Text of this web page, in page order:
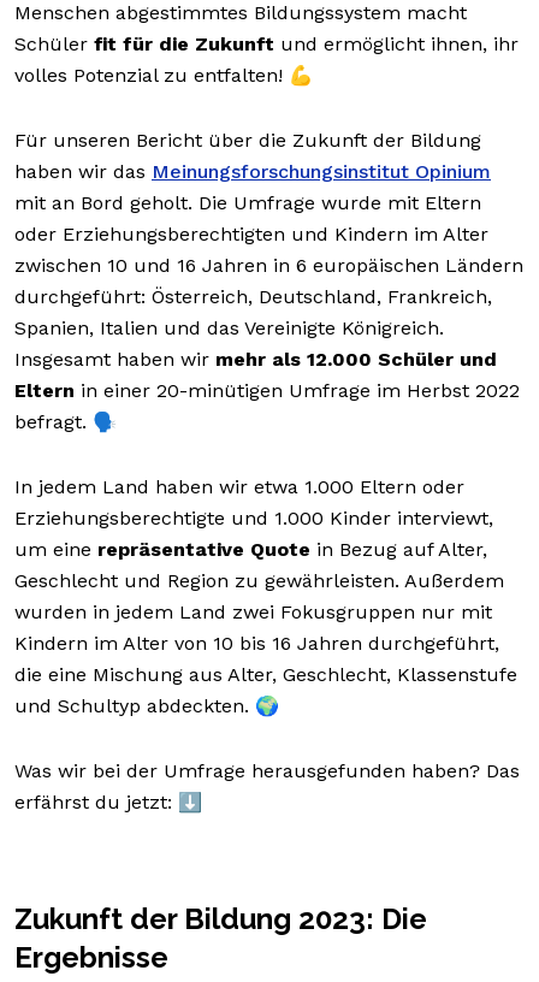
Menschen abgestimmtes Bildungssystem macht
Schüler fit für die Zukunft und ermöglicht ihnen, ihr
volles Potenzial zu entfalten! 💪
Für unseren Bericht über die Zukunft der Bildung
haben wir das Meinungsforschungsinstitut Opinium
mit an Bord geholt. Die Umfrage wurde mit Eltern
oder Erziehungsberechtigten und Kindern im Alter
zwischen 10 und 16 Jahren in 6 europäischen Ländern
durchgeführt: Österreich, Deutschland, Frankreich,
Spanien, Italien und das Vereinigte Königreich.
Insgesamt haben wir mehr als 12.000 Schüler und
Eltern in einer 20-minütigen Umfrage im Herbst 2022
befragt. 🗣️
In jedem Land haben wir etwa 1.000 Eltern oder
Erziehungsberechtigte und 1.000 Kinder interviewt,
um eine repräsentative Quote in Bezug auf Alter,
Geschlecht und Region zu gewährleisten. Außerdem
wurden in jedem Land zwei Fokusgruppen nur mit
Kindern im Alter von 10 bis 16 Jahren durchgeführt,
die eine Mischung aus Alter, Geschlecht, Klassenstufe
und Schultyp abdeckten. 🌍
Was wir bei der Umfrage herausgefunden haben? Das
erfährst du jetzt: ⬇️
Zukunft der Bildung 2023: Die
Ergebnisse